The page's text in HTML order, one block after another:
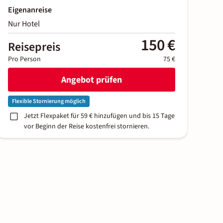
Eigenanreise
Nur Hotel
Reisepreis 150 €
Pro Person 75 €
Angebot prüfen
Flexible Stornierung möglich
Jetzt Flexpaket für 59 € hinzufügen und bis 15 Tage
vor Beginn der Reise kostenfrei stornieren.